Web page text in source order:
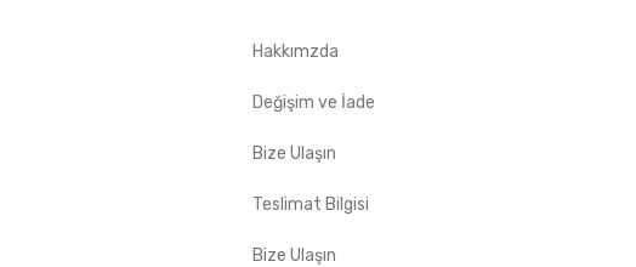
Hakkımzda
Değişim ve İade
Bize Ulaşın
Teslimat Bilgisi
Bize Ulaşın